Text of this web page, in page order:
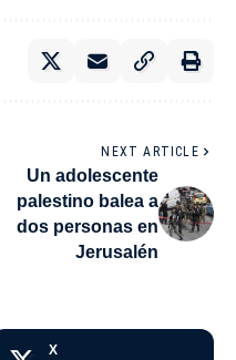
NEXT ARTICLE
Un adolescente
palestino balea a
dos personas en
Jerusalén
X